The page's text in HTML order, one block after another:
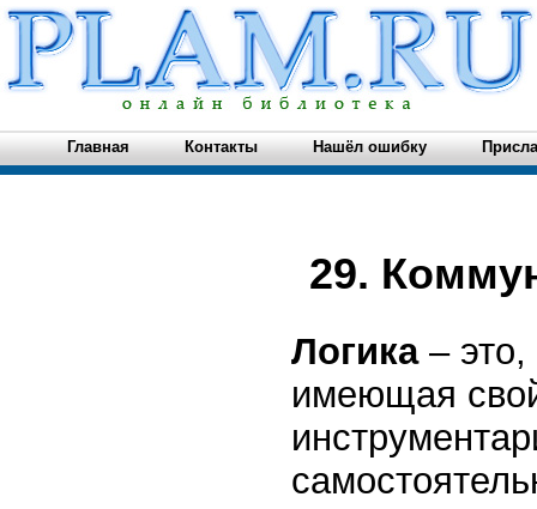
Главная Контакты Нашёл ошибку
29.
Логика –
имеющая